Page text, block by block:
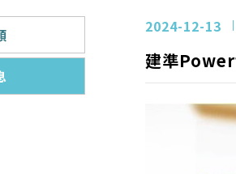
2024-12-13
建準